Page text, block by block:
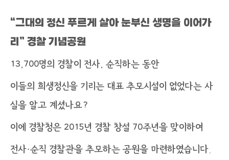
“그대의 정신 푸르게 살아 눈부신 생명을 이어가
리” 경찰 기념공원
13,700명의 경찰이 전사, 순직하는 동안
이들의 희생정신을 기리는 대표 추모시설이 없었다는 사
실을 알고 계셨나요?
이에 경찰청은 2015년 경찰 창설 70주년을 맞이하여
전사·순직 경찰관을 추모하는 공원을 마련하였습니다.